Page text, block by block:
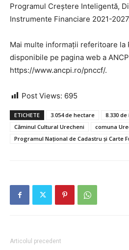
Programul Creștere Inteligentă,
Instrumente Financiare 2021-
Mai multe informații referitoare la
disponibile pe pagina web a
https://www.ancpi.ro/pnccf/.
Post Views: 695
ETICHETE 3.054 de hectare
8.330
Căminul Cultural Urecheni
comuna
Programul Național de Cadastru și Carte
Articolul precedent